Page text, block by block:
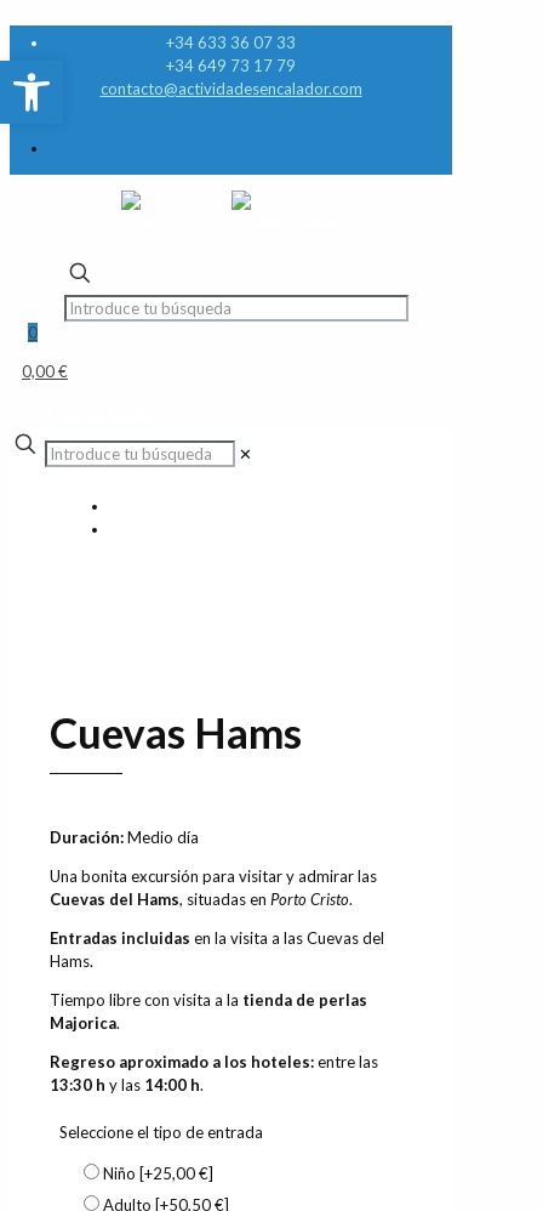
+34 633 36 07 33
+34 649 73 17 79
contacto@actividadesencalador.com
0
0,00 €
✕
Cuevas Hams
Duración:Medio día
Una bonita excursión para visitar y admirar las
Cuevas del Hams, situadas en Porto Cristo.
Entradas incluidas en la visita a las Cuevas del
Hams.
Tiempo libre con visita a la tienda de perlas
Majorica.
Regreso aproximado a los hoteles:entre las
13:30 h y las 14:00 h.
Seleccione el tipo de entrada
Niño [+25,00 €]
Adulto [+50,50 €]
Abrir barra de herramientas